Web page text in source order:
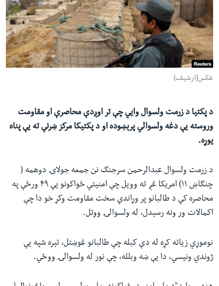
لټون
ځای
ته
لاړ
شئ
له مونږ سره په تماس کې پاتې شئ
ژبې
عکس(ارشیف)
د پکتيا د زرمت ولسوال وايي چې تر اوږدې محاصرې او مقاومت
وروسته يې دغه ولسوالي پرېښوده او د پکتيکا مرکز ښرنې ته يې پناه
يوړه.
د زرمت ولسوال عبدالرحمن سرجنګ نن جمعه جولاۍ دوهمه (
چنګاښ ۱۱) امريکا غږ ته وویل چې امنيتي ځواکونو يې ۴۹ ورځې په
محاصره کې د طالبانو پر وړاندې سخت مقاومت وکړ خو دا چې
اکمالات ور ونه رسېدل، له ولسوالۍ ووتل.
نوموړي زياته کړه له دې کبله چې طالبانو غوښتل، تېره شپه يې
ژوندي ونيسي، دا يې ښه وبلله، چې نور له ولسوالۍ ووځي.